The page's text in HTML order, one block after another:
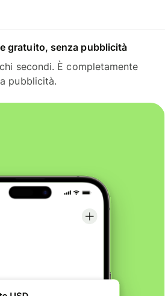
gratuito, senza pubblicità
secondi. È completamente
pubblicità.